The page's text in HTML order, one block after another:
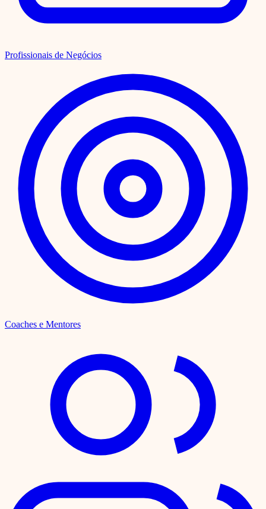
Profissionais de Negócios
Coaches e Mentores